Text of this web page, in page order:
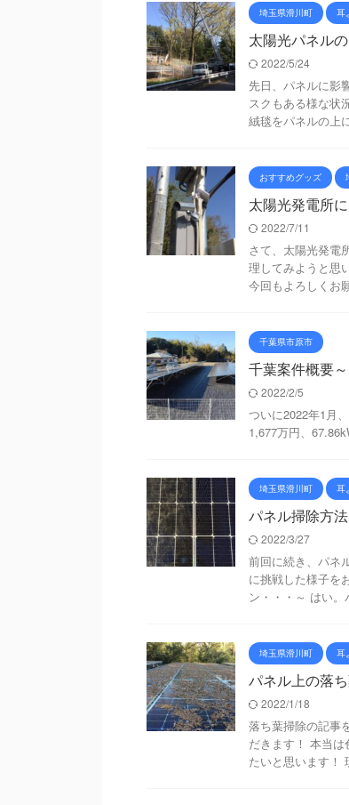
埼玉県滑川町 耳
太陽光パネル
2022/5/24
先日、パネルに影
スクもある様な状
絨毯をパネルの上
おすすめグッズ
太陽光発電所
2022/7/11
さて、太陽光発電
理してみようと思
今回もよろしくお
千葉県市原市
千葉案件概要
2022/2/5
ついに2022年1月
1,677万円、
埼玉県滑川町 耳
パネル掃除方
2022/3/27
前回に続き、パネ
に挑戦した様子を
ン・・・～ はい。
埼玉県滑川町 耳
パネル上の落
2022/1/18
落ち葉掃除の記事
だきます！ 本当
たいと思います！